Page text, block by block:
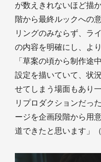
が数えきれないほど描
階から最終ルックへの
リングのみならず、ラ
の内容を明確にし、よ
「草案の頃から制作途
設定を描いていて、状
せてしまう場面もあり
リプロダクションだっ
ージを企画段階から用
道できたと思います」